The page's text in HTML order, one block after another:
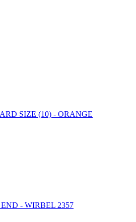
SIZE (10) - ORANGE
- WIRBEL 2357